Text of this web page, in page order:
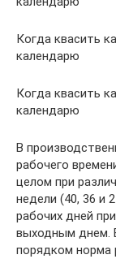
Когда квасить
календарю
Когда квасить
календарю
В
рабочего
целом при
недели (40, 36 и
рабочих дней
выходным днем.
порядком норма